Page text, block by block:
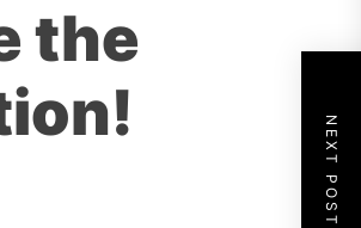
the
NEXT POST